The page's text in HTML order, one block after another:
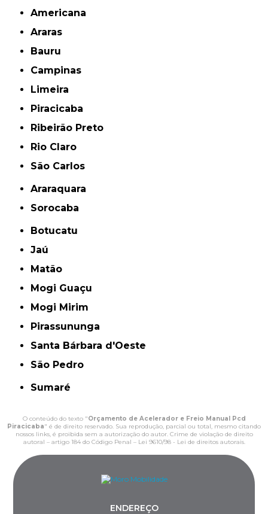
Americana
Araras
Bauru
Campinas
Limeira
Piracicaba
Ribeirão Preto
Rio Claro
São Carlos
Araraquara
Sorocaba
Botucatu
Jaú
Matão
Mogi Guaçu
Mogi Mirim
Pirassununga
Santa Bárbara d'Oeste
São Pedro
Sumaré
O conteúdo do texto "Orçamento de Acelerador e Freio Manual Pcd
Piracicaba" é de direito reservado. Sua reprodução, parcial ou total, mesmo citando
nossos links, é proibida sem a autorização do autor. Crime de violação de direito
autoral – artigo 184 do Código Penal – Lei 9610/98 - Lei de direitos autorais.
ENDEREÇO